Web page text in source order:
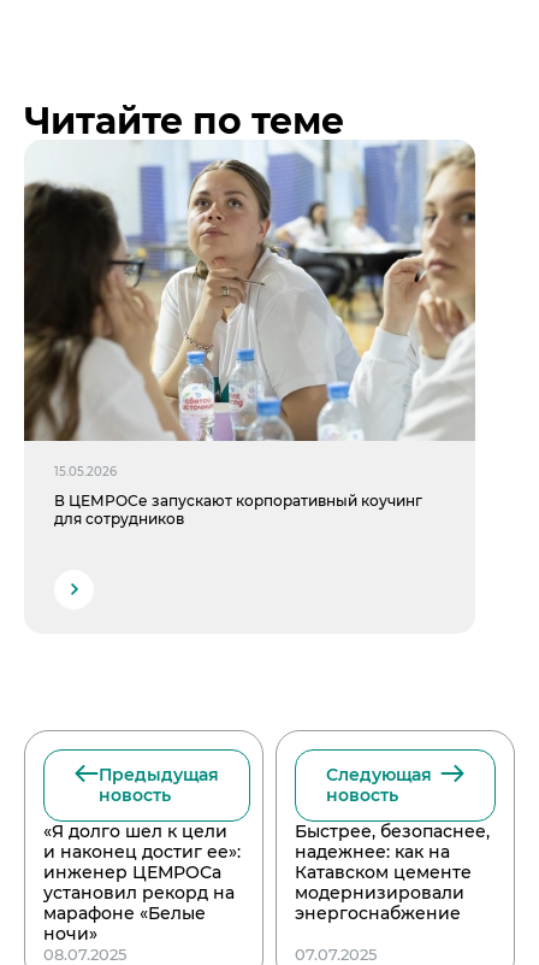
Читайте по теме
15.05.2026
В ЦЕМРОСе запускают корпоративный коучинг
для сотрудников
Предыдущая
новость
«Я долго шел к цели
и наконец достиг ее»:
инженер ЦЕМРОСа
установил рекорд на
марафоне «Белые
ночи»
08.07.2025
Следующая
новость
Быстрее, безопаснее,
надежнее: как на
Катавском цементе
модернизировали
энергоснабжение
07.07.2025